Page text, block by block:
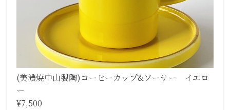
(美濃焼中山製陶)コーヒーカップ&ソーサー イエロ
ー
¥7,500